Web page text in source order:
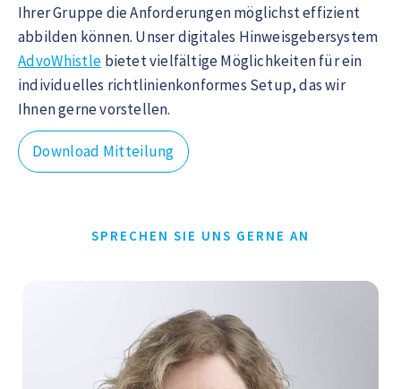
Ihrer Gruppe die Anforderungen möglichst effizient
abbilden können. Unser digitales Hinweisgebersystem
AdvoWhistle bietet vielfältige Möglichkeiten für ein
individuelles richtlinienkonformes Setup, das wir
Ihnen gerne vorstellen.
Download Mitteilung
SPRECHEN SIE UNS GERNE AN